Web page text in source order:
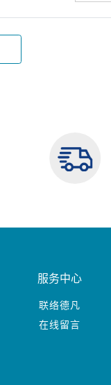
服务中心
联络德凡
在线留言